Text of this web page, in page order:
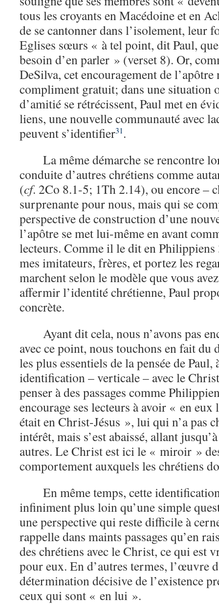
tous les croyants en Macédoine et en
de se cantonner dans l’isolement, leur
Eglises sœurs « à tel point, dit Paul, que
besoin d’en parler » (verset 8). Or,
DeSilva, cet encouragement de l’apôtre
compliment gratuit; dans une situation
d’amitié se rétrécissent, Paul met en
liens, une nouvelle communauté avec
peuvent s’identifier31 .
La même démarche se rencontre
conduite d’autres chrétiens comme
(cf. 2Co 8.1-5; 1Th 2.14), ou encore –
surprenante pour nous, mais qui se
perspective de construction d’une
l’apôtre se met lui-même en avant
lecteurs. Comme il le dit en Philippiens
mes imitateurs, frères, et portez les
marchent selon le modèle que vous
affermir l’identité chrétienne, Paul
concrète.
Ayant dit cela, nous n’avons pas
avec ce point, nous touchons en fait du
les plus essentiels de la pensée de Paul,
identification – verticale – avec le
penser à des passages comme
encourage ses lecteurs à avoir « en eux
était en Christ-Jésus », lui qui n’a pas
intérêt, mais s’est abaissé, allant
autres. Le Christ est ici le « miroir »
comportement auxquels les chrétiens
En même temps, cette
infiniment plus loin qu’une simple
une perspective qui reste difficile à
rappelle dans maints passages qu’en
des chrétiens avec le Christ, ce qui est
pour eux. En d’autres termes, l’œuvre
détermination décisive de l’existence
ceux qui sont « en lui ».